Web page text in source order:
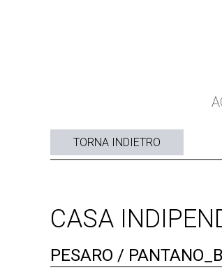
TORNA INDIETRO
CASA
PESARO /